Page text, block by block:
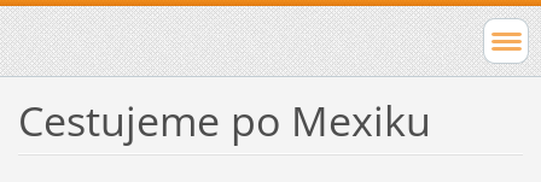
Cestujeme po Mexiku